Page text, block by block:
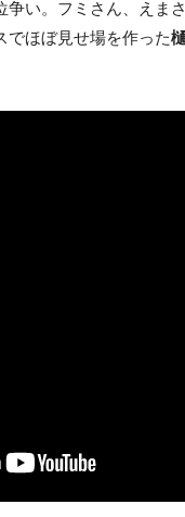
争い。フミさん、えま
でほぼ見せ場を作った